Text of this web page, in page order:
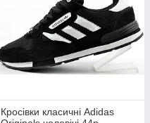
Кросівки класичні Adidas